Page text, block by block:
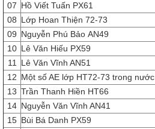
07 Hồ Viết Tuấn PX61
08 Lớp Hoan Thiện 72-73
09 Nguyễn Phú Bảo AN49
10 Lê Văn Hiếu PX59
11
Lê Văn Vĩnh AN51
12 Một số AE lớp HT72-73 trong nước
13 Trần Thanh Hiền HT66
14 Nguyễn Văn Vĩnh AN41
15 Bùi Bá Danh PX59